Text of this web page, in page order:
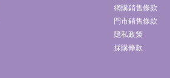
網購銷售條款
門市銷售條款
隱私政策
採購條款